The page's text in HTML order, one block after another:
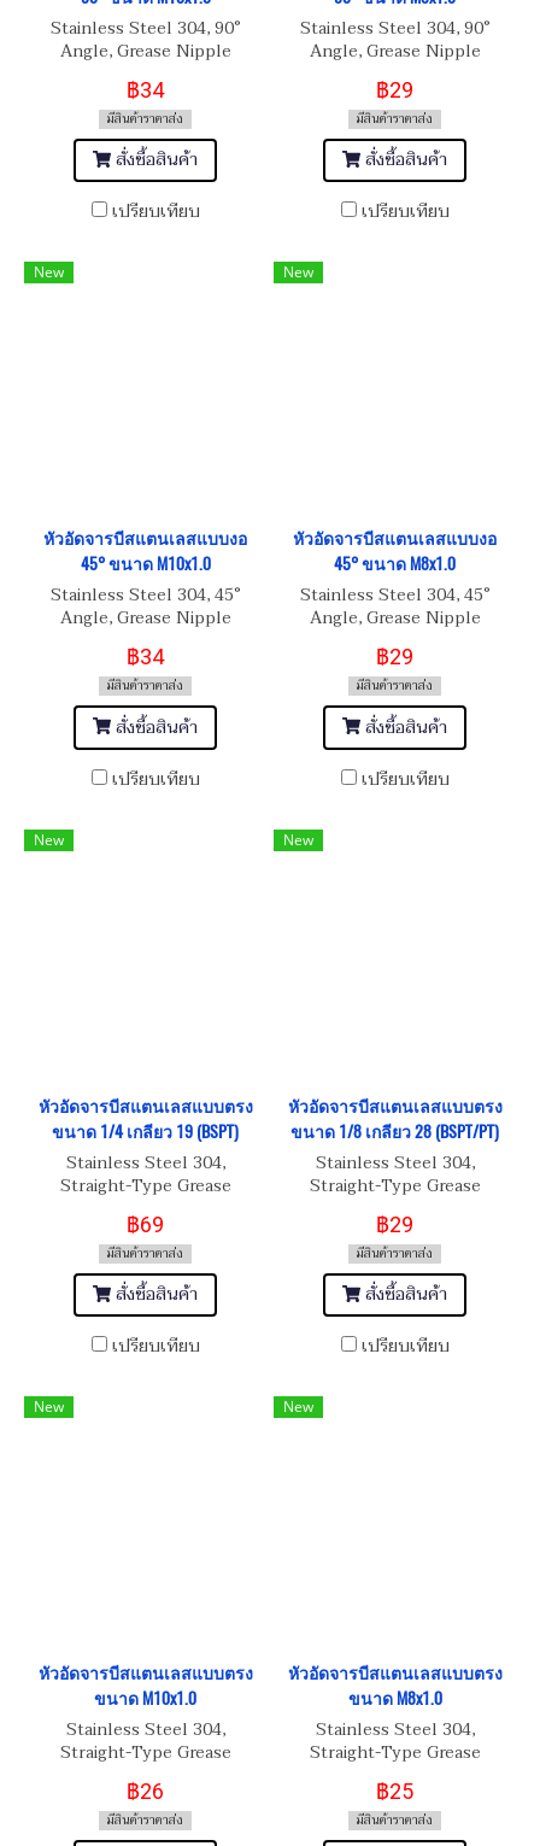
Stainless Steel 304, 90°
Angle, Grease Nipple
M10x1.0
฿34
มีสินค้าราคาส่ง
สั่งซื้อสินค้า
เปรียบเทียบ
Stainless Steel 304, 90°
Angle, Grease Nipple
M8x1.0
฿29
มีสินค้าราคาส่ง
สั่งซื้อสินค้า
เปรียบเทียบ
New
หัวอัดจารบีสแตนเลสแบบงอ
45° ขนาด M10x1.0
Stainless Steel 304, 45°
Angle, Grease Nipple
M10x1.0
฿34
มีสินค้าราคาส่ง
สั่งซื้อสินค้า
เปรียบเทียบ
New
หัวอัดจารบีสแตนเลสแบบงอ
45° ขนาด M8x1.0
Stainless Steel 304, 45°
Angle, Grease Nipple
M8x1.0
฿29
มีสินค้าราคาส่ง
สั่งซื้อสินค้า
เปรียบเทียบ
New
หัวอัดจารบีสแตนเลสแบบตรง
ขนาด 1/4 เกลียว 19 (BSPT)
Stainless Steel 304,
Straight-Type Grease
฿69
มีสินค้าราคาส่ง
สั่งซื้อสินค้า
เปรียบเทียบ
New
หัวอัดจารบีสแตนเลสแบบตรง
ขนาด 1/8 เกลียว 28 (BSPT/PT)
Stainless Steel 304,
Straight-Type Grease
(BSPT/PT)
฿29
มีสินค้าราคาส่ง
สั่งซื้อสินค้า
เปรียบเทียบ
New
หัวอัดจารบีสแตนเลสแบบตรง
ขนาด M10x1.0
Stainless Steel 304,
Straight-Type Grease
Nipple M10x1.0
฿26
มีสินค้าราคาส่ง
New
หัวอัดจารบีสแตนเลสแบบตรง
ขนาด M8x1.0
Stainless Steel 304,
Straight-Type Grease
Nipple M8x1.0
฿25
มีสินค้าราคาส่ง